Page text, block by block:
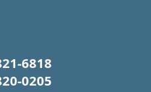
6818
0205